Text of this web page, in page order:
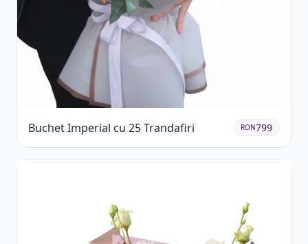
Buchet Imperial cu 25 Trandafiri RON799